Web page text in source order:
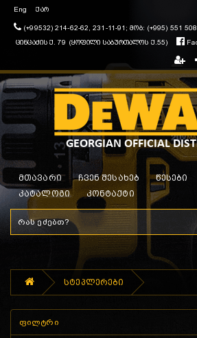
Eng ქარ
(+99532) 214-62-62, 231-11-91; მობ: (+995) 551
ცინცაძის ქ. 79 (ყოფილი საბურთალოს ქ.55)
მთავარი ჩვენ შესახებ წესები
კატალოგი
კონტაქტი
სტეპლერები
ფილტრი